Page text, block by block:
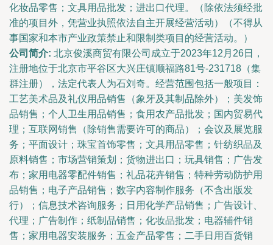
化妆品零售；文具用品批发；进出口代理。（除依法须经批
准的项目外，凭营业执照依法自主开展经营活动）（不得从
事国家和本市产业政策禁止和限制类项目的经营活动。）
公司简介: 北京俊溪商贸有限公司成立于2023年12月26日，
注册地位于北京市平谷区大兴庄镇顺福路81号-231718（集
群注册），法定代表人为石刘奇。经营范围包括一般项目：
工艺美术品及礼仪用品销售（象牙及其制品除外）；美发饰
品销售；个人卫生用品销售；食用农产品批发；国内贸易代
理；互联网销售（除销售需要许可的商品）；会议及展览服
务；平面设计；珠宝首饰零售；文具用品零售；针纺织品及
原料销售；市场营销策划；货物进出口；玩具销售；广告发
布；家用电器零配件销售；礼品花卉销售；特种劳动防护用
品销售；电子产品销售；数字内容制作服务（不含出版发
行）；信息技术咨询服务；日用化学产品销售；广告设计、
代理；广告制作；纸制品销售；化妆品批发；电器辅件销
售；家用电器安装服务；五金产品零售；二手日用百货销